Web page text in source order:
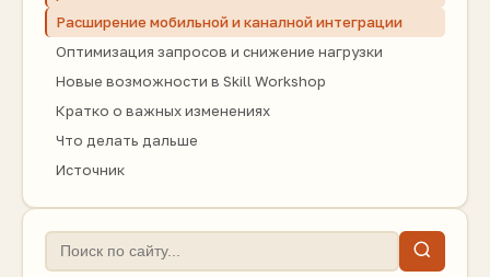
Расширение мобильной и каналной интеграции
Оптимизация запросов и снижение нагрузки
Новые возможности в Skill Workshop
Кратко о важных изменениях
Что делать дальше
Источник